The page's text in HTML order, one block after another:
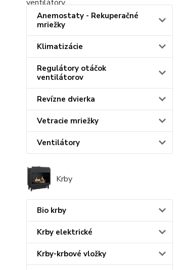
Anemostaty - Rekuperačné
mriežky
Klimatizácie
Regulátory otáčok
ventilátorov
Revízne dvierka
Vetracie mriežky
Ventilátory
Krby
Bio krby
Krby elektrické
Krby-krbové vložky